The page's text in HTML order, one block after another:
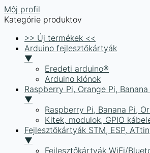
Môj profil
Kategórie produktov
>> Új termékek <<
Arduino fejlesztőkártyák
▼
Eredeti arduino®
Arduino klónok
Raspberry Pi, Orange Pi,
▼
Raspberry Pi, Banana Pi,
Kitek, modulok, GPIO
Fejlesztőkártyák STM, ESP,
▼
Fejlesztőkártyák WiFi/